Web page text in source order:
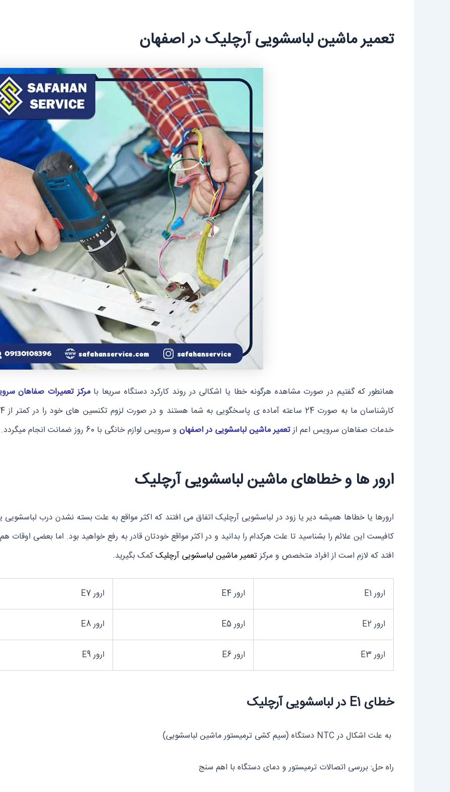
تعمیر ماشین لباسشویی آرچلیک در اصفهان
همانطور که گفتیم در صورت مشاهده هرگونه خطا یا اشکالی در روند کارکرد دستگاه سریعا بامرکز تعمیرات صفاهان
خدمات صفاهان سرویس اعم ازتعمیر ماشین لباسشویی در اصفهان و سرویس لوازم خانگی با 60 روز ضمانت انجام میگردد.
ارور ها و خطاهای ماشین لباسشویی آرچلیک
ارورها یا خطاها همیشه دیر یا زود در لباسشویی آرچلیک اتفاق می افتند که اکثر مواقع به علت بسته نشدن درب
کافیست این علائم را بشناسید تا علت هرکدام را بدانید و در اکثر مواقع خودتان قادر به رفع خواهید بود. اما بعضی اوقات
افتد که لازم است از افراد متخصص و مرکزتعمیر ماشین لباسشویی آرچلیککمک بگیرید.
ارور E1 ارور E4 ارور E7
ارور E2 ارور E5 ارور E8
ارور E3 ارور E6 ارور E9
خطای E1 در لباسشویی آرچلیک
به علت اشکال در NTC دستگاه (سیم کشی ترمیستور ماشین لباسشویی)
راه حل: بررسی اتصالات ترمیستور و دمای دستگاه با اهم سنج